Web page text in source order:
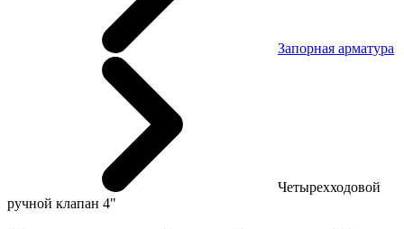
Запорная арматура
Четырехходовой
ручной клапан 4"